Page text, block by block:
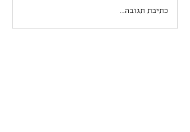
כתיבת תגובה...